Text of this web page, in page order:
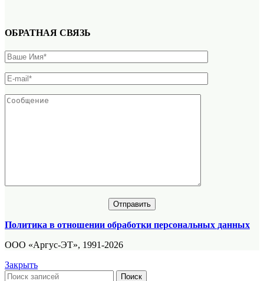
ОБРАТНАЯ СВЯЗЬ
Политика в отношении обработки персональных данных
ООО «Аргус-ЭТ», 1991-2026
Закрыть
Поиск